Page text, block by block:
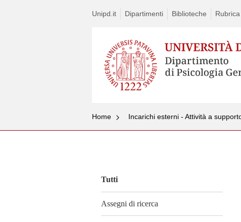
Unipd.it Dipartimenti Biblioteche Rubrica
Home Incarichi esterni - Attività a
Tutti
Assegni di ricerca